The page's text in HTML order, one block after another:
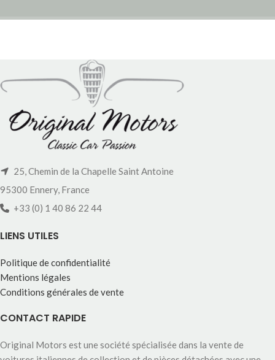
25, Chemin de la Chapelle Saint Antoine
95300 Ennery, France
+33 (0) 1 40 86 22 44
LIENS UTILES
Politique de confidentialité
Mentions légales
Conditions générales de vente
CONTACT RAPIDE
Original Motors est une société spécialisée dans la vente de